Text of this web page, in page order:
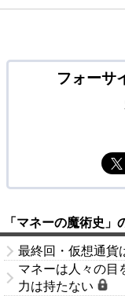
フォーサ
「マネーの魔術史」
最終回・仮想通貨
マネーは人々の目
力は持たない